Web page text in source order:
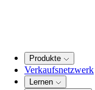
Produkte
Verkaufsnetzwerk
Lernen